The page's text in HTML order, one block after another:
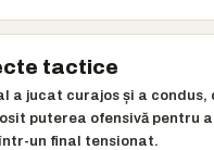
tactice
a jucat curajos și a condus,
puterea ofensivă pentru
un final tensionat.